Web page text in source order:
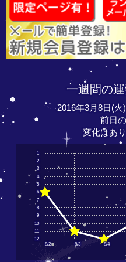
一週間の
2016年3月8日(火
前日
変化はあ
8/2 8/3 8/4
12
11
10
9
8
7
6
5
4
3
2
1